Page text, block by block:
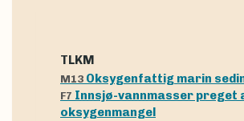
tLKM
M13 Oksygenfattig marin
F7 Innsjø-vannmasser preget
oksygenmangel